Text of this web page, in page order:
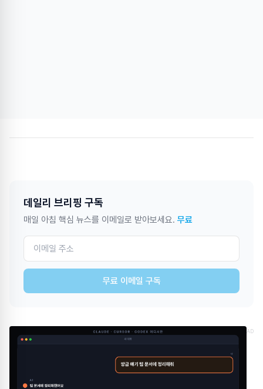
데일리 브리핑 구독
매일 아침 핵심 뉴스를 이메일로 받아보세요. 무료
무료 이메일 구독
AD